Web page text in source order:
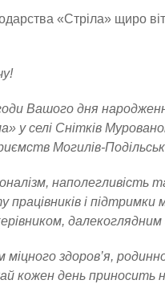
«Стріла» щиро
Вашого дня
у селі Снітків
Могилів-
наполегливість
і
здоров’я,
кожен день приносить